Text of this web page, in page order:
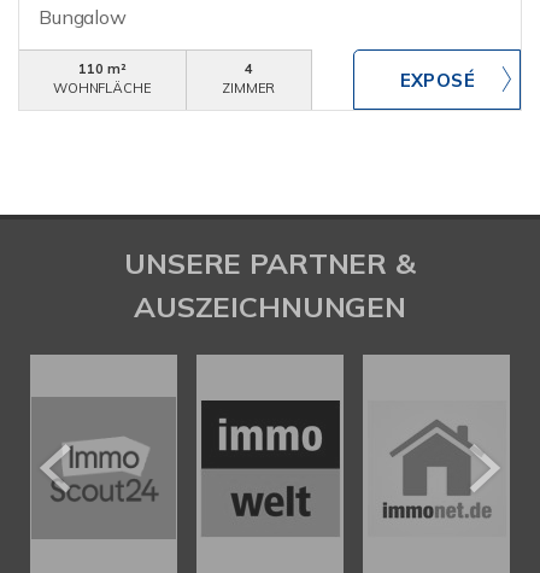
Bungalow
110 m²
WOHNFLÄCHE
4
ZIMMER
UNSERE PARTNER &
AUSZEICHNUNGEN